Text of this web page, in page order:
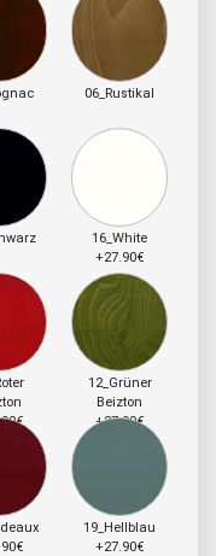
06_Rustikal
16_White
+27.90€
12_Grüner
Beizton
+27.90€
19_Hellblau
+27.90€